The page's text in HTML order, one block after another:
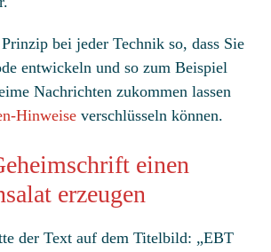
bei jeder Technik so, dass Sie
entwickeln und so zum Beispiel
Nachrichten zukommen lassen
Hinweise verschlüsseln können.
einen
erzeugen
der Text auf dem Titelbild: „EBT